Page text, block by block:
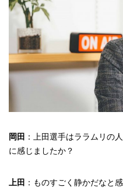
岡田 ：上田選手はララムリの
に感じましたか？
上田 ：ものすごく静かだなと